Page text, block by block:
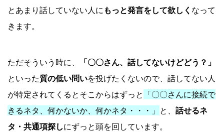
とあまり話していない人に もっと発言をして欲しく なって
きます。
ただそういう時に、
「〇〇さん、話してないけどどう？」
といった質の低い問いを投げたくないので、話してない人
が特定されてくるとそこからはずっと 「〇〇さんに接続で
きるネタ、何かないか、何かネタ・・・」 と、 話せるネ
タ・共通項探しにずっと頭を回しています。